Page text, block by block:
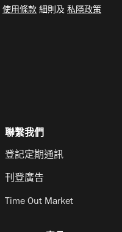
使用條款 細則及 私隱政策
聯繫我們
登記定期通訊
刊登廣告
Time Out Market